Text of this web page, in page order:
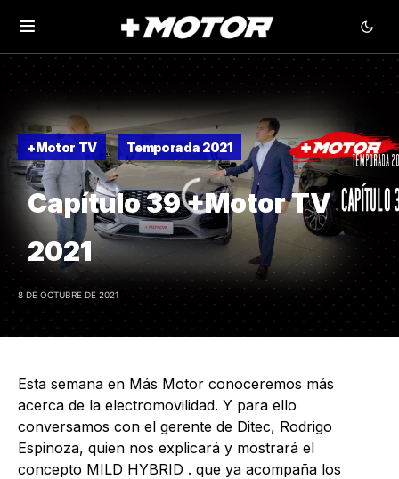
+Motor TV Temporada 2021
Capítulo 39 +Motor TV
2021
8 DE OCTUBRE DE 2021
Esta semana en Más Motor conoceremos más
acerca de la electromovilidad. Y para ello
conversamos con el gerente de Ditec, Rodrigo
Espinoza, quien nos explicará y mostrará el
concepto MILD HYBRID . que ya acompaña los